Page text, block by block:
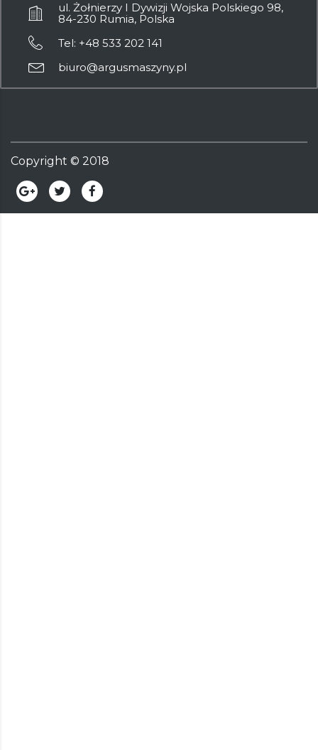
ul. Żołnierzy I Dywizji Wojska Polskiego 98,
84-230 Rumia, Polska
Tel: +48 533 202 141
biuro@argusmaszyny.pl
Copyright © 2018